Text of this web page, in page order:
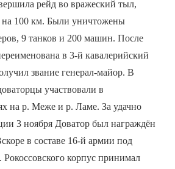
рейд во вражеский тыл,
на 100 км. Были уничтожены
9 танков и 200 машин. После
в 3-й кавалерийский
звание генерал-майор. В
участвовали в
на р. Меже и р. Ламе. За удачно
3 ноября Доватор был награждён
в составе 16-й армии под
корпус принимал